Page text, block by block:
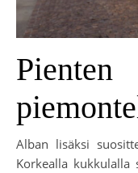
Pienten
Alban lisäksi
Korkealla